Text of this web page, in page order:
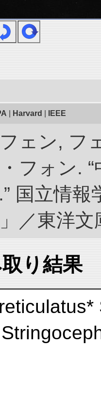
Harvard IEEE
ェン, フ
フォン.
国立情
／東洋
り結果